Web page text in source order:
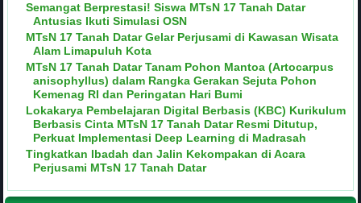
Semangat Berprestasi! Siswa MTsN 17 Tanah Datar
Antusias Ikuti Simulasi OSN
MTsN 17 Tanah Datar Gelar Perjusami di Kawasan Wisata
Alam Limapuluh Kota
MTsN 17 Tanah Datar Tanam Pohon Mantoa (Artocarpus
anisophyllus) dalam Rangka Gerakan Sejuta Pohon
Kemenag RI dan Peringatan Hari Bumi
Lokakarya Pembelajaran Digital Berbasis (KBC) Kurikulum
Berbasis Cinta MTsN 17 Tanah Datar Resmi Ditutup,
Perkuat Implementasi Deep Learning di Madrasah
Tingkatkan Ibadah dan Jalin Kekompakan di Acara
Perjusami MTsN 17 Tanah Datar